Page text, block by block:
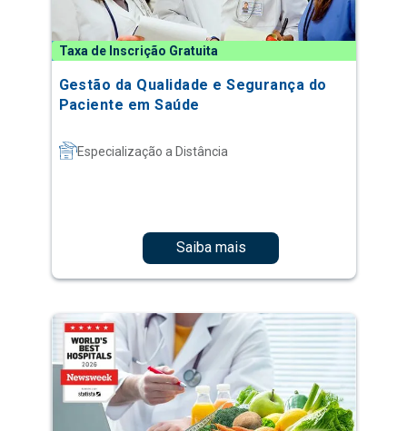
Taxa de Inscrição Gratuita
Gestão da Qualidade e Segurança do
Paciente em Saúde
Especialização a Distância
Saiba mais